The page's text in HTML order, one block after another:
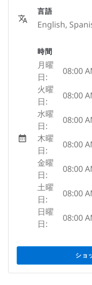
言語
English,
時間
月曜
日:
08:00
火曜
日:
08:00
水曜
日:
08:00
木曜
日:
08:00
金曜
日:
08:00
土曜
日:
08:00
日曜
日:
08:00
ショ